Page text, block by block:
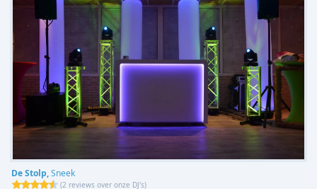
De Stolp,Sneek
(2 reviews over onze DJ's)